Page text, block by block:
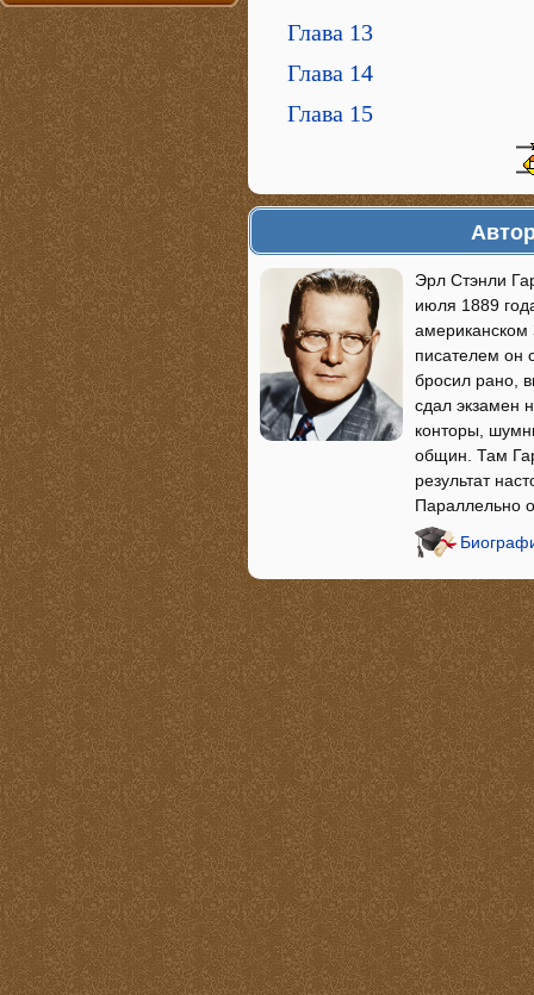
Глава 13
Глава 14
Глава 15
Эрл Стэнли
июля 1889
американском
писателем он
бросил рано,
сдал экзамен
конторы,
общин. Там
результат
Параллельно